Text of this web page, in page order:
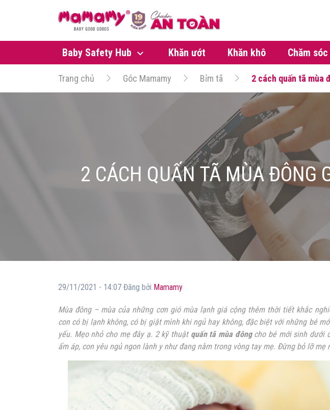
Baby Safety Hub Khăn ướt Khăn khô Chăm
Trang chủ Góc Mamamy Bỉm tã 2 cách quấn tã mùa
2 CÁCH QUẤN TÃ MÙA ĐÔNG
29/11/2021 - 14:07 Đăng bởi Mamamy
Mùa đông – mùa của những cơn gió mùa lạnh giá cộng thêm thời tiết khắc
con có bị lạnh không, có bị giật mình khi ngủ hay không, đặc biệt với những bé
yếu. Mẹo nhỏ cho mẹ đây ạ. 2 kỹ thuật quấn tã mùa đôngcho bé mới sinh dưới
ấm áp, con yêu ngủ ngon lành y như đang nằm trong vòng tay mẹ. Đừng bỏ lỡ mẹ